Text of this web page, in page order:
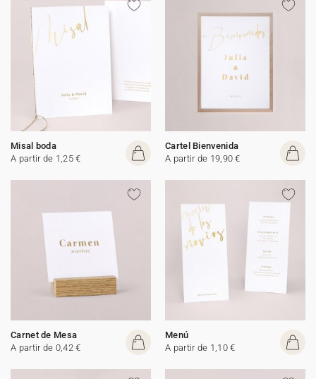
Misal boda
A partir de 1,25 €
Cartel Bienvenida
A partir de 19,90 €
Carnet de Mesa
A partir de 0,42 €
Menú
A partir de 1,10 €